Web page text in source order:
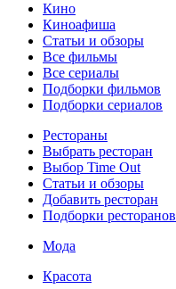
Кино
Киноафиша
Статьи и обзоры
Все фильмы
Все сериалы
Подборки фильмов
Подборки сериалов
Рестораны
Выбрать ресторан
Выбор Time Out
Статьи и обзоры
Добавить ресторан
Подборки ресторанов
Мода
Красота